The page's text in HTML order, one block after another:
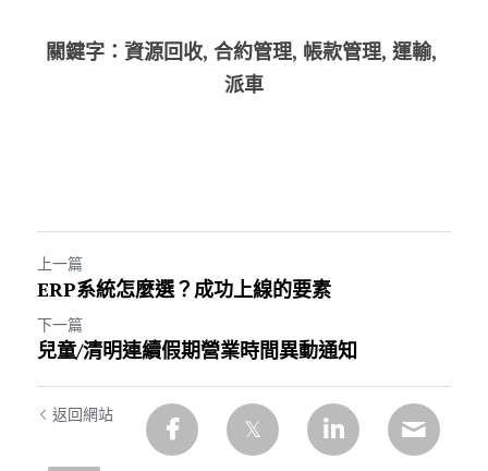
關鍵字：資源回收, 合約管理, 帳款管理, 運輸,
派車
上一篇
ERP系統怎麼選？成功上線的要素
下一篇
兒童/清明連續假期營業時間異動通知
返回網站